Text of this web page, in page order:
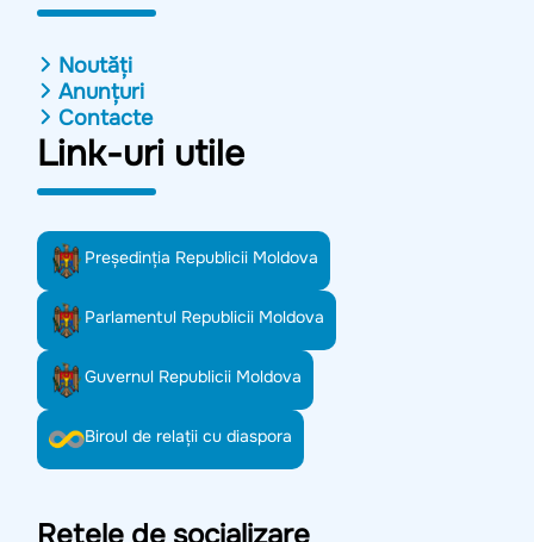
Noutăți
Anunțuri
Contacte
Link-uri utile
Preşedinţia Republicii Moldova
Parlamentul Republicii Moldova
Guvernul Republicii Moldova
Biroul de relații cu diaspora